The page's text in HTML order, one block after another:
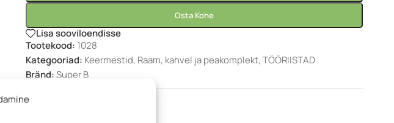
Osta Kohe
Lisa sooviloendisse
Tootekood: 1028
Kategooriad: Keermestid, Raam, kahvel ja peakomplekt, TÖÖRIISTAD
Bränd:Super B